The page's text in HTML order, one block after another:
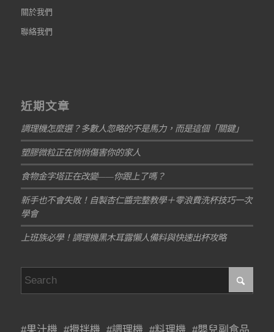
關於我們
聯絡我們
近期文章
調理機怎麼選？多數人忽略的不是馬力，而是這個「關鍵」
塑膠微粒正在悄悄傷害你的家人
食物金字塔正在改變——你跟上了嗎？
新手也不會失敗！自製杏仁醬完整教學＋零浪費洗杯技巧一次
學會
上班族必學！調理機黑木耳露懶人備料與快速出杯攻略
#果汁機 #攪拌機 #調理機 #料理機 #嬰兒副食品